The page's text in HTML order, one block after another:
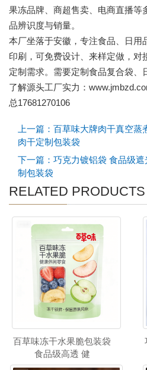
果冻品牌、商超售卖、电商直播等
品辨识度与销量。
本厂坐落于安徽，专注食品、日用
印刷，可免费设计、来样定做，对
定制需求。需要定制食品复合袋、
了解源头工厂实力：
总17681270106
上一篇：百草味大牌肉干真空
肉干定制包装袋
下一篇：巧克力镀铝袋 食品级
制包装袋
RELATED PRODUCTS
百草味冻干水果脆包装袋
食品级高透 健